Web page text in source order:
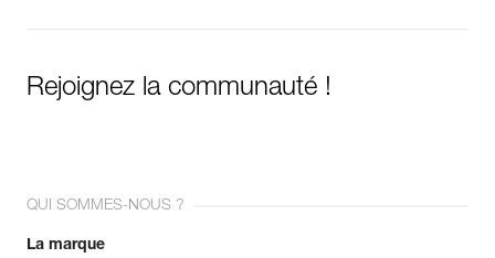
Rejoignez la communauté !
QUI SOMMES-NOUS ?
La marque